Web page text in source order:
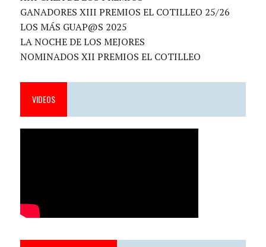
GANADORES XIII PREMIOS EL COTILLEO 25/26
LOS MÁS GUAP@S 2025
LA NOCHE DE LOS MEJORES
NOMINADOS XII PREMIOS EL COTILLEO
VIDEOS